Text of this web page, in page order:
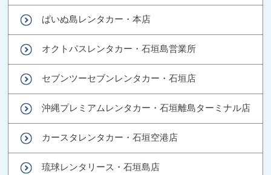
ぱいぬ島レンタカー・本店
オクトパスレンタカー・石垣島営業所
セブンツーセブンレンタカー・石垣店
沖縄プレミアムレンタカー・石垣離島ターミナル店
カースタレンタカー・石垣空港店
琉球レンタリース・石垣島店